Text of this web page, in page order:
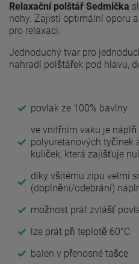
Relaxační polštář Sedmička
nohy. Zajistí optimální oporu
pro relaxaci.
Jednoduchý tvar pro
nahradí polštářek pod hlavu,
povlak ze 100% bavlny
ve vnitřním vaku je náplň
polyuretanových tyčinek
kuliček, která zajišťuje
díky všitému zipu velmi
(doplnění/odebrání)
možnost prát zvlášť
lze prát při teplotě 60°C
balen v přenosné tašce